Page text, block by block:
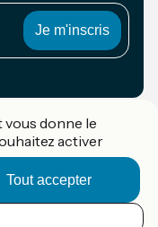
vous donne le
activer
Tout accepter